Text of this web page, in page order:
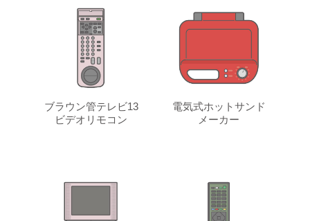
ブラウン管テレビ13
ビデオリモコン
電気式ホットサンド
メーカー